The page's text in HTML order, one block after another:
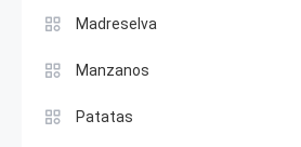
Madreselva
Manzanos
Patatas